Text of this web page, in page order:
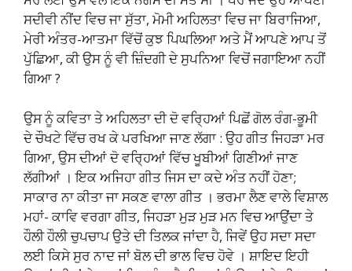
ਸਦੀਵੀ ਨੀਂਦ ਵਿਚ ਜਾ ਸੁੱਤਾ, ਮੋਮੀ ਅਹਿਲਤਾ ਵਿਚ ਜਾ ਬਿਰਾਜਿਆ,
ਮੇਰੀ ਅੰਤਰ-ਆਤਮਾ ਵਿੱਚੋਂ ਕੁਝ ਪਿਘਲਿਆ ਅਤੇ ਮੈਂ ਆਪਣੇ ਆਪ ਤੋਂ
ਪੁੱਛਿਆ, ਕੀ ਉਸ ਨੂੰ ਵੀ ਜ਼ਿੰਦਗੀ ਦੇ ਸੁਪਨਿਆ ਵਿਚੋਂ ਜਗਾਇਆ ਨਹੀਂ
ਗਿਆ ?
ਉਸ ਨੂੰ ਕਵਿਤਾ ਤੇ ਅਹਿਲਤਾ ਦੀ ਦੋ ਵਰ੍ਹਿਆਂ ਪਿਛੋਂ ਗੋਲ ਰੰਗ-ਭੂਮੀ
ਦੇ ਚੌਖਟੇ ਵਿੱਚ ਰਖ ਕੇ ਪਰਖਿਆ ਜਾਣ ਲੱਗਾ : ਉਹ ਗੀਤ ਜਿਹੜਾ ਮਰ
ਗਿਆ, ਉਸ ਦੀਆਂ ਦੋ ਵਰ੍ਹਿਆਂ ਵਿੱਚ ਖੂਬੀਆਂ ਗਿਣੀਆਂ ਜਾਣ
ਲੱਗੀਆਂ । ਇਕ ਅਜਿਹਾ ਗੀਤ ਜਿਸ ਦਾ ਕਦੇ ਅੰਤ ਨਹੀਂ ਹੋਣਾ;
ਸਾਕਾਰ ਨਾ ਕੀਤਾ ਜਾ ਸਕਣ ਵਾਲਾ ਗੀਤ । ਭਰਮਾ ਲੈਣ ਵਾਲੇ ਵਿਸ਼ਾਲ
ਮਹਾਂ- ਕਾਵਿ ਵਰਗਾ ਗੀਤ, ਜਿਹੜਾ ਮੁੜ ਮੁੜ ਮਨ ਵਿਚ ਆਉਂਦਾ ਤੇ
ਹੌਲੀ ਹੌਲੀ ਚੁਪਚਾਪ ਉਤੇ ਦੀ ਤਿਲਕ ਜਾਂਦਾ ਹੈ, ਜਿਵੇਂ ਉਹ ਸਦਾ ਸਦਾ
ਲਈ ਕਿਸੇ ਸੁਰ ਨਾਦ ਜਾਂ ਬੋਲ ਦੀ ਭਾਲ ਵਿਚ ਹੋਵੇ । ਸ਼ਾਇਦ ਇਹੀ